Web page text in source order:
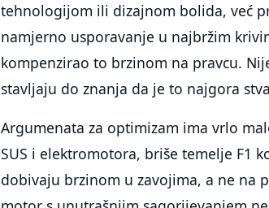
tehnologijom ili dizajnom bolida, već
namjerno usporavanje u najbržim
kompenzirao to brzinom na pravcu.
stavljaju do znanja da je to najgora
Argumenata za optimizam ima vrlo
SUS i elektromotora, briše temelje F1
dobivaju brzinom u zavojima, a ne na